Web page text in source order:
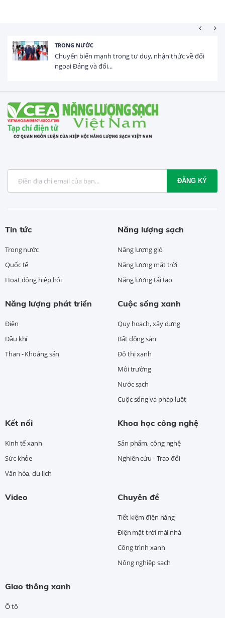
TRONG NƯỚC
Chuyển biến mạnh trong tư duy, nhận thức về đối
ngoại Đảng và đối...
ĐĂNG KÝ
Tin tức
Trong nước
Quốc tế
Hoạt động hiệp hội
Năng lượng sạch
Năng lượng gió
Năng lượng mặt trời
Năng lượng tái tạo
Năng lượng phát triển
Điện
Dầu khí
Than - Khoáng sản
Cuộc sống xanh
Quy hoạch, xây dựng
Bất động sản
Đô thị xanh
Môi trường
Nước sạch
Cuộc sống và pháp luật
Kết nối
Kinh tế xanh
Sức khỏe
Văn hóa, du lịch
Khoa học công nghệ
Sản phẩm, công nghệ
Nghiên cứu - Trao đổi
Video Chuyên đề
Tiết kiệm điện năng
Điện mặt trời mái nhà
Công trình xanh
Nông nghiệp sạch
Giao thông xanh
Ô tô